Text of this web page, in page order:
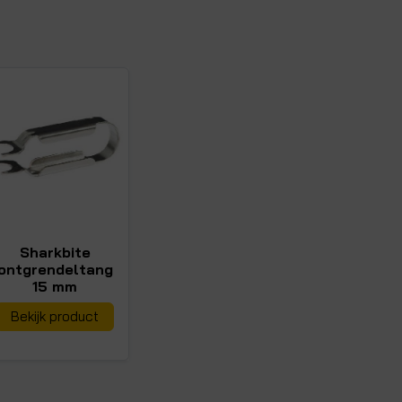
Sharkbite
15 mm
Bekijk product